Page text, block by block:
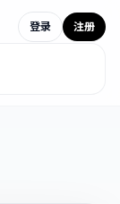
登录 注册